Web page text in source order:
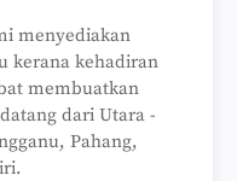
menyediakan
kerana kehadiran
membuatkan
dari Utara -
Pahang,